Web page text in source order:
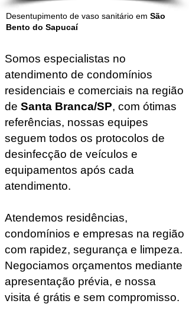
Desentupimento de vaso sanitário em São
Bento do Sapucaí
Somos especialistas no
atendimento de condomínios
residenciais e comerciais na região
de Santa Branca/SP, com ótimas
referências, nossas equipes
seguem todos os protocolos de
desinfecção de veículos e
equipamentos após cada
atendimento.
Atendemos residências,
condomínios e empresas na região
com rapidez, segurança e limpeza.
Negociamos orçamentos mediante
apresentação prévia, e nossa
visita é grátis e sem compromisso.